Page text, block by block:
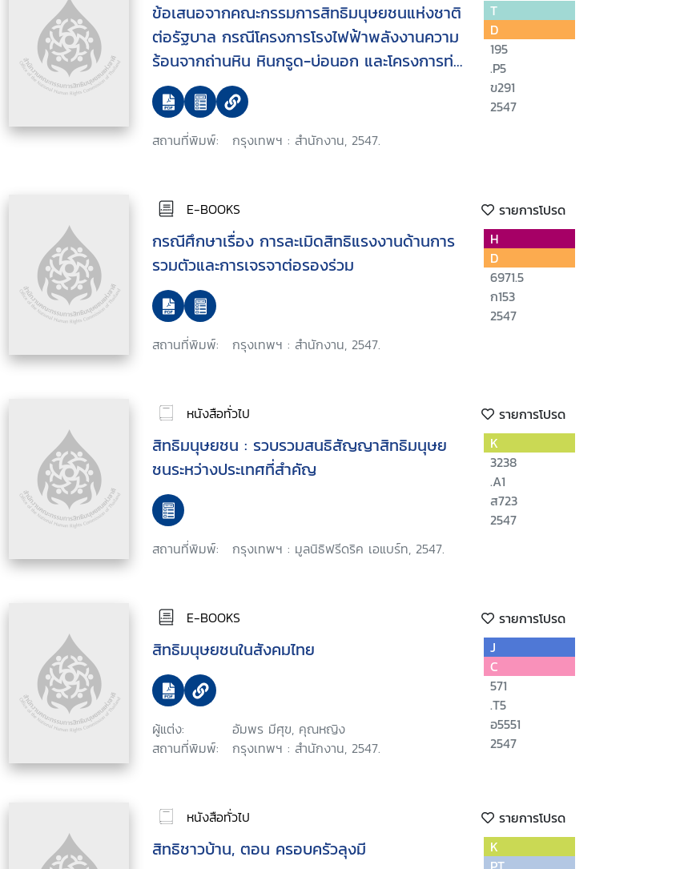
ข้อเสนอจากคณะกรรมการสิทธิมนุษยชนแห่งชาติ
ต่อรัฐบาล กรณีโครงการโรงไฟฟ้าพลังงานความ
ร้อนจากถ่านหิน หินกรูด-บ่อนอก และโครงการท่อ
ส่งก๊าซและโรงแยกก๊าซธรรมชาติ ไทย-มาเลเซีย
สถานที่พิมพ์: กรุงเทพฯ : สำนักงาน, 2547.
T
D
195
.P5
ข291
2547
E-BOOKS รายการโปรด
กรณีศึกษาเรื่อง การละเมิดสิทธิแรงงานด้านการ
รวมตัวและการเจรจาต่อรองร่วม
สถานที่พิมพ์: กรุงเทพฯ : สำนักงาน, 2547.
H
D
6971.5
ก153
2547
หนังสือทั่วไป รายการโปรด
สิทธิมนุษยชน : รวบรวมสนธิสัญญาสิทธิมนุษย
ชนระหว่างประเทศที่สำคัญ
สถานที่พิมพ์: กรุงเทพฯ : มูลนิธิฟรีดริค เอแบร์ท, 2547.
K
3238
.A1
ส723
2547
E-BOOKS รายการโปรด
สิทธิมนุษยชนในสังคมไทย
ผู้แต่ง:
อัมพร มีศุข, คุณหญิง
สถานที่พิมพ์:
กรุงเทพฯ : สำนักงาน, 2547.
J
C
571
.T5
อ5551
2547
หนังสือทั่วไป รายการโปรด
สิทธิชาวบ้าน, ตอน ครอบครัวลุงมี
K